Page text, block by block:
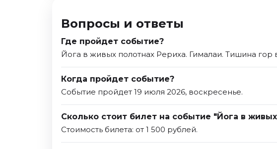
Вопросы и ответы
Где пройдет событие?
Йога в живых полотнах Рериха. Гималаи. Тишина
Когда пройдет событие?
Событие пройдет 19 июля 2026, воскресенье.
Сколько стоит билет на событие "Йога в
Стоимость билета: от 1 500 рублей.